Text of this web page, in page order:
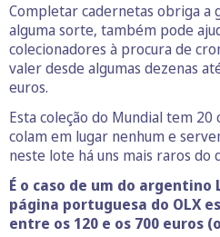
Completar cadernetas obriga a
alguma sorte, também pode
colecionadores à procura de
valer desde algumas dezenas
euros.
Esta coleção do Mundial tem
colam em lugar nenhum e
neste lote há uns mais raros do
É o caso de um do argentino
página portuguesa do OLX
entre os 120 e os 700 euros